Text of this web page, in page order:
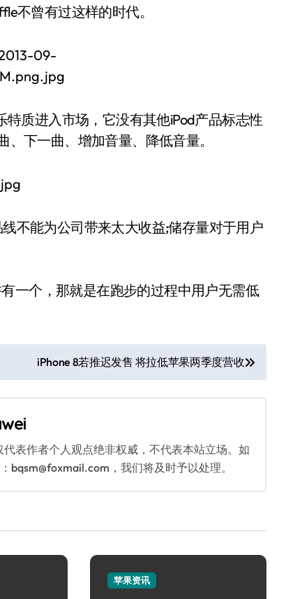
不曾有过这样的时代。
质进入市场，它没有其他iPod产品标志性
下一曲、增加音量、降低音量。
不能为公司带来太大收益;储存量对于用户
一个，那就是在跑步的过程中用户无需低
iPhone 8若推迟发售 将拉低苹果两季度营收
代表作者个人观点绝非权威，不代表本站立场。如
bqsm@foxmail.com，我们将及时予以处理。
苹果资讯